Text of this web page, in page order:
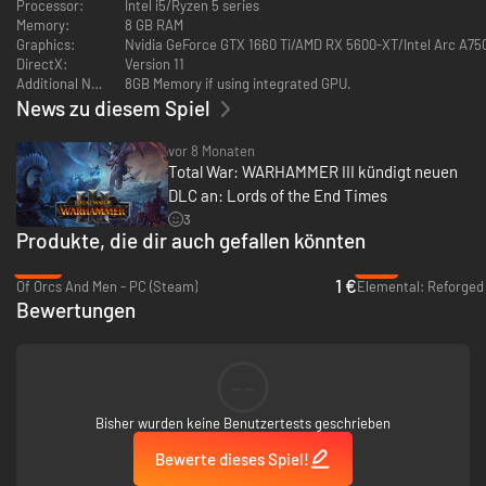
Neue Einheiten
Sayls Armee vereint Zauberei, Monstrositäten und von Verrat getriebene
Schöpfungen. Zu seinen einzigartigen Truppen gehören:
•Legendärer Kommandant: Sayl der Treulose
•Kommandant: Großschamanenzauberer
•Held: Fimir-Adeliger
•Nahkampfinfanterie: Barbaren-Bärserker (Axt und Schild,
Zweihandwaffen)
•Schockkavallerie: Kurgan-Reiter (Doppelwaffen, Zweihandwaffen)
•Monster: Verfluchter Ettin, Verfluchter Ettin (Runenrufer), Chimäre,
Schreckensschlund
Processor:
Intel i5/Ryzen 5 series
Memory:
8 GB RAM
Graphics:
Nvidia GeForce GTX 1660 Ti/AMD RX 5600-XT/Intel Arc
DirectX:
Version 11
Additional Notes:
8GB Memory if using integrated GPU.
News zu diesem Spiel
vor 8 Monaten
Total War: WARHAMMER III kündigt neuen
DLC an: Lords of the End Times
3
Produkte, die dir auch gefallen könnten
Of Orcs And Men - PC (Steam)
1 €Elemental: Reforged
Bewertungen
Bisher wurden keine Benutzertests geschrieben
Bewerte dieses Spiel!